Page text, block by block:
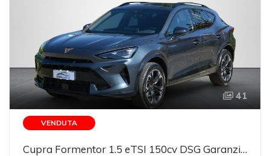
41
VENDUTA
Cupra Formentor 1.5 eTSI 150cv DSG Garanzia Cupra PREZZO REALE!!!!